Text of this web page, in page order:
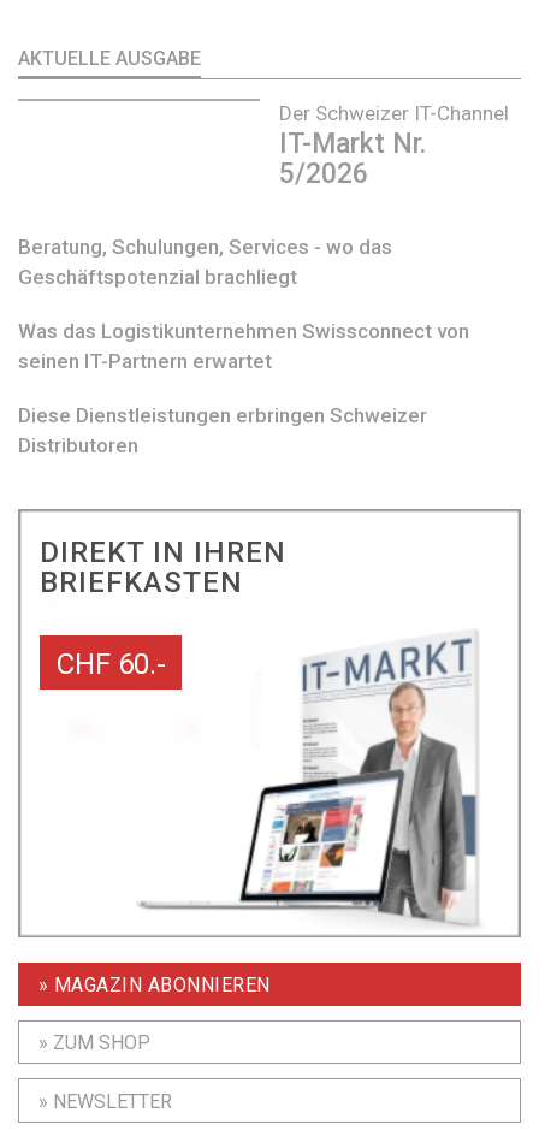
AKTUELLE AUSGABE
Der Schweizer IT-Channel
IT-Markt Nr.
5/2026
Beratung, Schulungen, Services - wo das
Geschäftspotenzial brachliegt
Was das Logistikunternehmen Swissconnect von
seinen IT-Partnern erwartet
Diese Dienstleistungen erbringen Schweizer
Distributoren
DIREKT IN IHREN
BRIEFKASTEN
CHF 60.-
» MAGAZIN ABONNIEREN
» ZUM SHOP
» NEWSLETTER